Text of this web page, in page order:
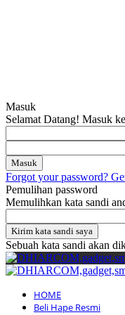
Masuk
Selamat Datang! Masuk
Forgot your password?
Pemulihan password
Memulihkan kata sandi
Sebuah kata sandi akan
HOME
Beli Hape Resmi